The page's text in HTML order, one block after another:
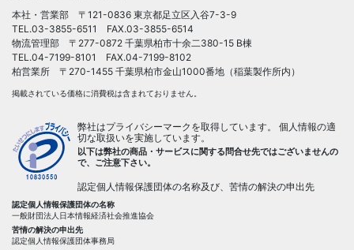
本社・営業部 〒121-0836 東京都足立区入谷7-3-9
TEL.03-3855-6511
FAX.03-3855-6514
物流管理部 〒277-0872 千葉県柏市十余二380-15 B棟
TEL.04-7199-8101 FAX.04-7199-8102
柏営業所 〒270-1455 千葉県柏市金山1000番地（稲葉製作所内）
掲載されている価格に消費税は含まれておりません。
弊社はプライバシーマークを取得しています。 個人情報の適
切な取扱いを実施しています。
以下は弊社の商品・サービスに関する問合せ先ではございませんの
で、ご注意下さい。
認定個人情報保護団体の名称及び、苦情の解決の申出先
認定個人情報保護団体の名称
一般財団法人日本情報経済社会推進協会
苦情の解決の申出先
認定個人情報保護団体事務局